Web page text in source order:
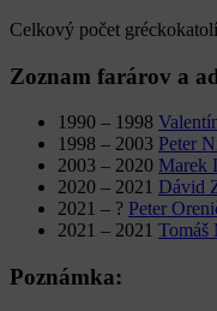
Celkový počet
Zoznam farárov a
1990 – 1998
1998 – 2003 Peter
2003 – 2020 Marek
2020 – 2021 Dávid
2021 – ? Peter
2021 – 2021 Tomáš
Poznámka: